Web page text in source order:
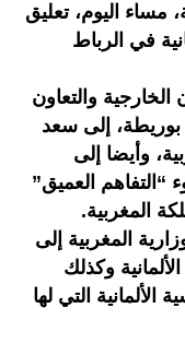
مساء اليوم، تعليق
في الرباط
والتعاون
بوريطة، إلى سعد
وأيضا إلى
“التفاهم العميق”
المغربية.
المغربية إلى
وكذلك
التي لها